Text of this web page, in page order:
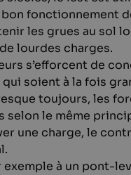
fonctionnement
les grues au sol
lourdes charges.
s’efforcent de
soient à la fois
toujours, les
selon le même
une charge, le
exemple à un pont-